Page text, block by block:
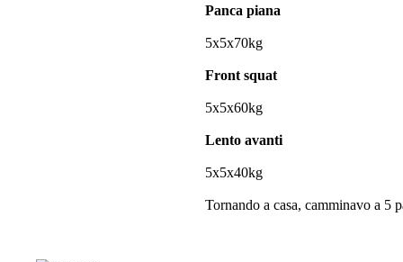
Panca piana
5x5x70kg
Front squat
5x5x60kg
Lento avanti
5x5x40kg
Tornando a casa, camminavo a 5